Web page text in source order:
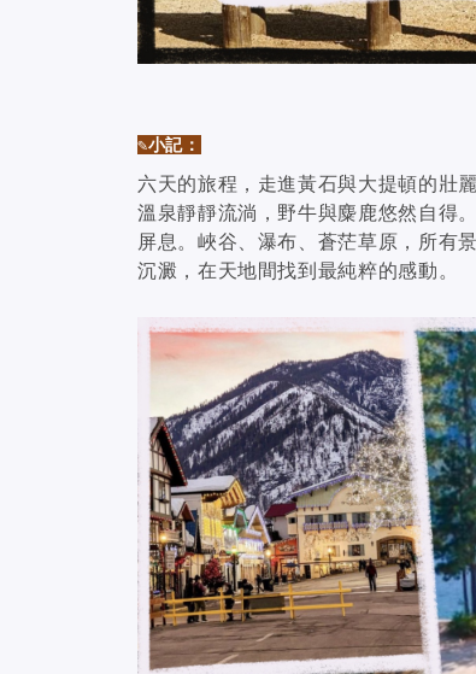
✎小記：
六天的旅程，走進黃石與大提頓的壯
溫泉靜靜流淌，野牛與麋鹿悠然自得
屏息。峽谷、瀑布、蒼茫草原，所有
沉澱，在天地間找到最純粹的感動。